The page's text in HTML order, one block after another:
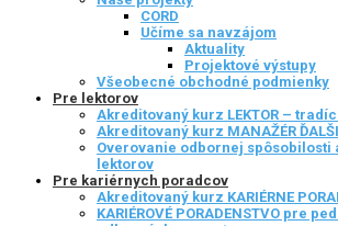
CORD
Učíme sa navzájom
Aktuality
Projektové výstupy
Všeobecné obchodné podmienky
Pre lektorov
Akreditovaný kurz LEKTOR –
Akreditovaný kurz MANAŽÉR
Overovanie odbornej spôsobilosti
lektorov
Pre kariérnych poradcov
Akreditovaný kurz KARIÉRNE
KARIÉROVÉ PORADENSTVO pre